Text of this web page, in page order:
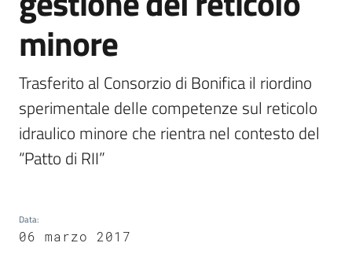
minore
Trasferito al Consorzio di Bonifica il riordino
sperimentale delle competenze sul reticolo
idraulico minore che rientra nel contesto del
“Patto di RII”
Data:
06 marzo 2017